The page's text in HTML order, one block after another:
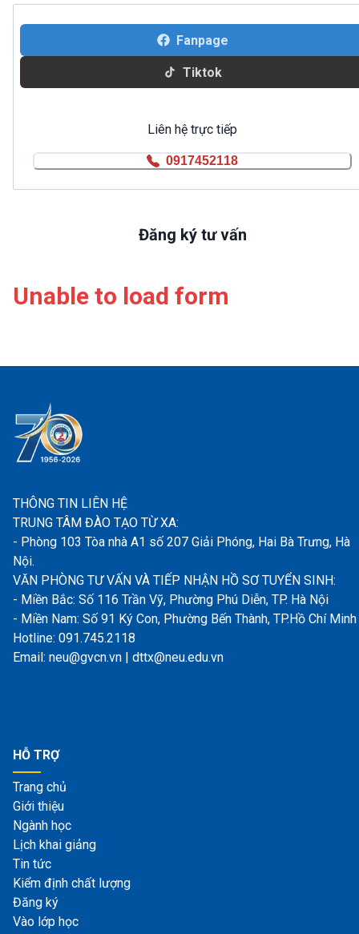
Fanpage
Tiktok
Liên hệ trực tiếp
0917452118
Đăng ký tư vấn
Unable to load form
THÔNG TIN LIÊN HỆ
TRUNG TÂM ĐÀO TẠO TỪ XA:
- Phòng 103 Tòa nhà A1 số 207 Giải Phóng, Hai Bà Trưng, Hà
Nội.
VĂN PHÒNG TƯ VẤN VÀ TIẾP NHẬN HỒ SƠ TUYỂN SINH:
- Miền Bắc: Số 116 Trần Vỹ, Phường Phú Diễn, TP. Hà Nội
- Miền Nam: Số 91 Ký Con, Phường Bến Thành, TP.Hồ Chí Minh
Hotline: 091.745.2118
Email: neu@gvcn.vn | dttx@neu.edu.vn
HỖ TRỢ
Trang chủ
Giới thiệu
Ngành học
Lịch khai giảng
Tin tức
Kiểm định chất lượng
Đăng ký
Vào lớp học